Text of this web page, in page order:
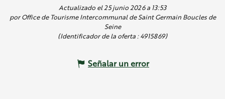
Actualizado el 25 junio 2026 a 13:53
por Office de Tourisme Intercommunal de Saint Germain Boucles de
Seine
(Identificador de la oferta :4915869)
Señalar un error